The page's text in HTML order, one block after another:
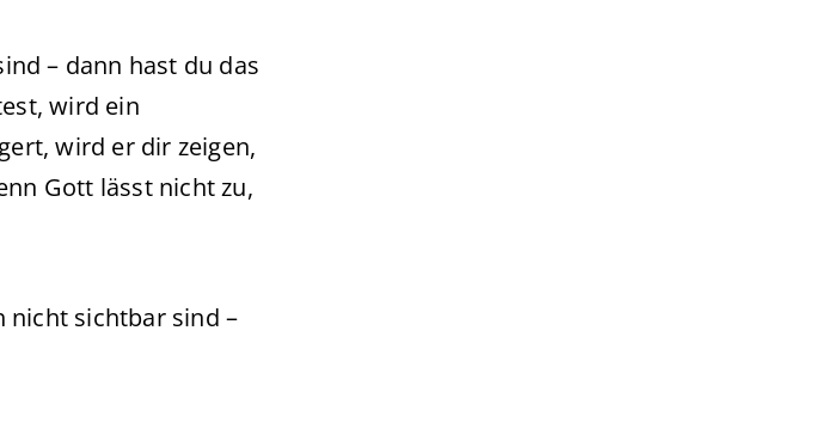
– dann hast du das
wird ein
wird er dir zeigen,
Gott lässt nicht zu,
nicht sichtbar sind –